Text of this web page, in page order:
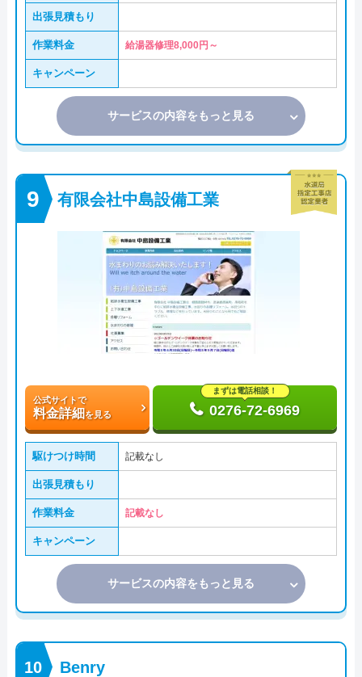
出張見積もり
作業料金 給湯器修理8,000円～
キャンペーン
サービスの内容をもっと見る
有限会社中島設備工業
公式サイトで
料金詳細を見る
まずは電話相談！
0276-72-6969
駆けつけ時間 記載なし
出張見積もり
作業料金 記載なし
キャンペーン
サービスの内容をもっと見る
Benry